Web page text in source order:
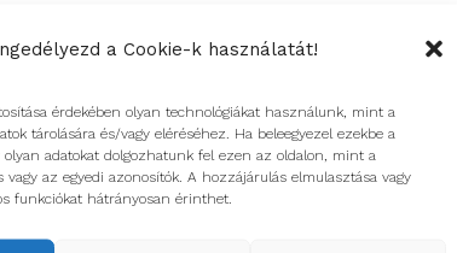
a Cookie-k használatát!
érdekében olyan technológiákat használunk, mint a
tárolására és/vagy eléréséhez. Ha beleegyezel ezekbe a
olyan adatokat dolgozhatunk fel ezen az oldalon, mint a
vagy az egyedi azonosítók. A hozzájárulás elmulasztása vagy
funkciókat hátrányosan érinthet.
szintű megoldásaink
szektorban is van jelentős
nézd meg a saját szektorod: